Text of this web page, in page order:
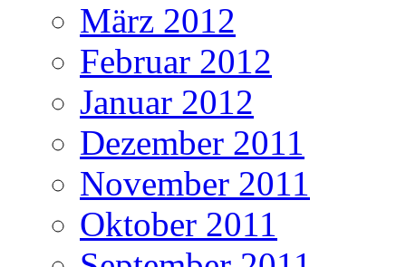
März 2012
Februar 2012
Januar 2012
Dezember 2011
November 2011
Oktober 2011